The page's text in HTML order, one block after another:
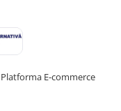
Platforma E-commerce